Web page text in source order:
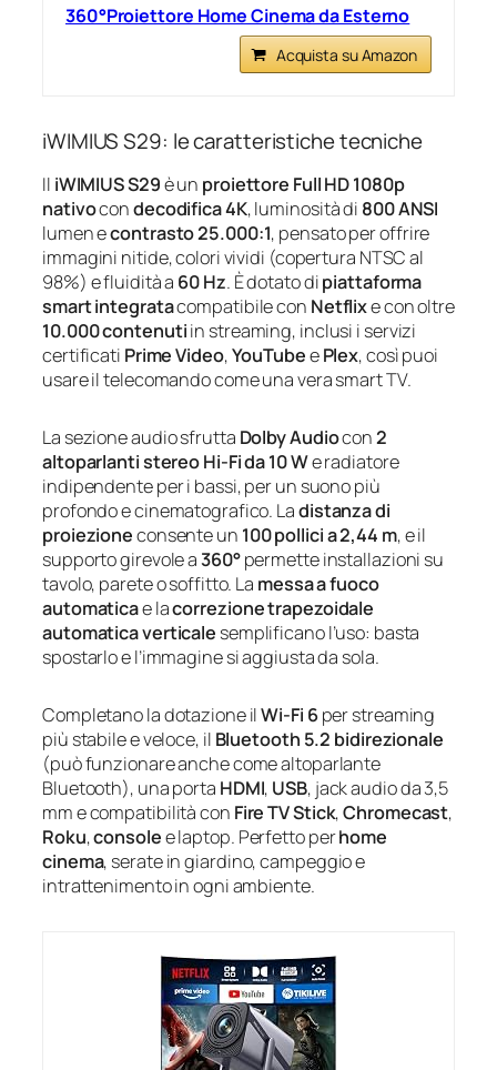
360°Proiettore Home Cinema da Esterno
Acquista su Amazon
iWIMIUS S29: le caratteristiche tecniche
Il iWIMIUS S29è un proiettore Full HD 1080p
nativocondecodifica 4K, luminosità di 800 ANSI
lumen econtrasto 25.000:1, pensato per offrire
immagini nitide, colori vividi (copertura NTSC al
98%) e fluidità a 60 Hz. È dotato dipiattaforma
smart integratacompatibile con Netflixe con oltre
10.000 contenutiin streaming, inclusi i servizi
certificati Prime Video,YouTubeePlex, così puoi
usare il telecomando come una vera smart TV.
La sezione audio sfrutta Dolby Audiocon2
altoparlanti stereo Hi‑Fi da 10 We radiatore
indipendente per i bassi, per un suono più
profondo e cinematografico. Ladistanza di
proiezioneconsente un 100 pollici a 2,44 m, e il
supporto girevole a360°permette installazioni su
tavolo, parete o soffitto. La messa a fuoco
automaticae lacorrezione trapezoidale
automatica verticale semplificano l’uso: basta
spostarlo e l’immagine si aggiusta da sola.
Completano la dotazione ilWi‑Fi 6per streaming
più stabile e veloce, il Bluetooth 5.2 bidirezionale
(può funzionare anche come altoparlante
Bluetooth), una porta HDMI, USB, jack audio da 3,5
mm e compatibilità con Fire TV Stick,Chromecast,
Roku,consolee laptop. Perfetto perhome
cinema, serate in giardino, campeggio e
intrattenimento in ogni ambiente.